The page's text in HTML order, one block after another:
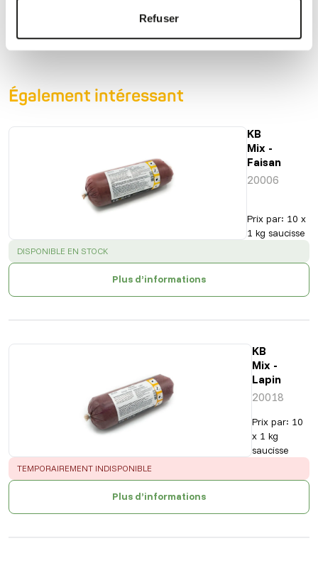
Refuser
Également intéressant
KB
Mix -
Faisan
20006
Prix par: 10 x
1 kg saucisse
SUCCESS:
DISPONIBLE EN STOCK
Plus d’informations
KB
Mix -
Lapin
20018
Prix par: 10
x 1 kg
saucisse
ERROR:
TEMPORAIREMENT INDISPONIBLE
Plus d’informations